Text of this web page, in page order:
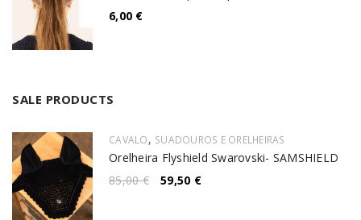
6,00 €
SALE PRODUCTS
CAVALO, SUADOUROS E ORELHEIRAS
Orelheira Flyshield Swarovski- SAMSHIELD
85,00€ 59,50 €